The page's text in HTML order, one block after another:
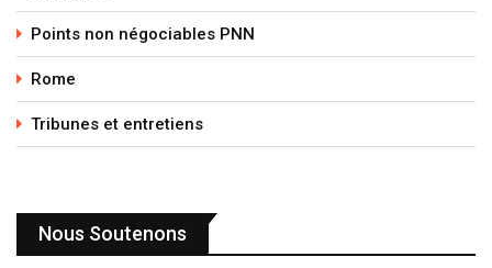
Points non négociables PNN
Rome
Tribunes et entretiens
Nous Soutenons